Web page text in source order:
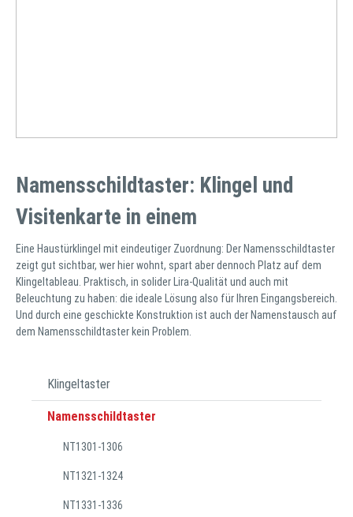
Namensschildtaster: Klingel und
Visitenkarte in einem
Eine Haustürklingel mit eindeutiger Zuordnung: Der Namensschildtaster
zeigt gut sichtbar, wer hier wohnt, spart aber dennoch Platz auf dem
Klingeltableau. Praktisch, in solider Lira-Qualität und auch mit
Beleuchtung zu haben: die ideale Lösung also für Ihren Eingangsbereich.
Und durch eine geschickte Konstruktion ist auch der Namenstausch auf
dem Namensschildtaster kein Problem.
Klingeltaster
Namensschildtaster
NT1301-1306
NT1321-1324
NT1331-1336